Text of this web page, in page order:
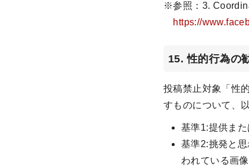
※参照：3.
https://
15. 性的行為の
投稿禁止対象「性
すものについて、
基準1:提供ま
基準2:挑発と
われている画